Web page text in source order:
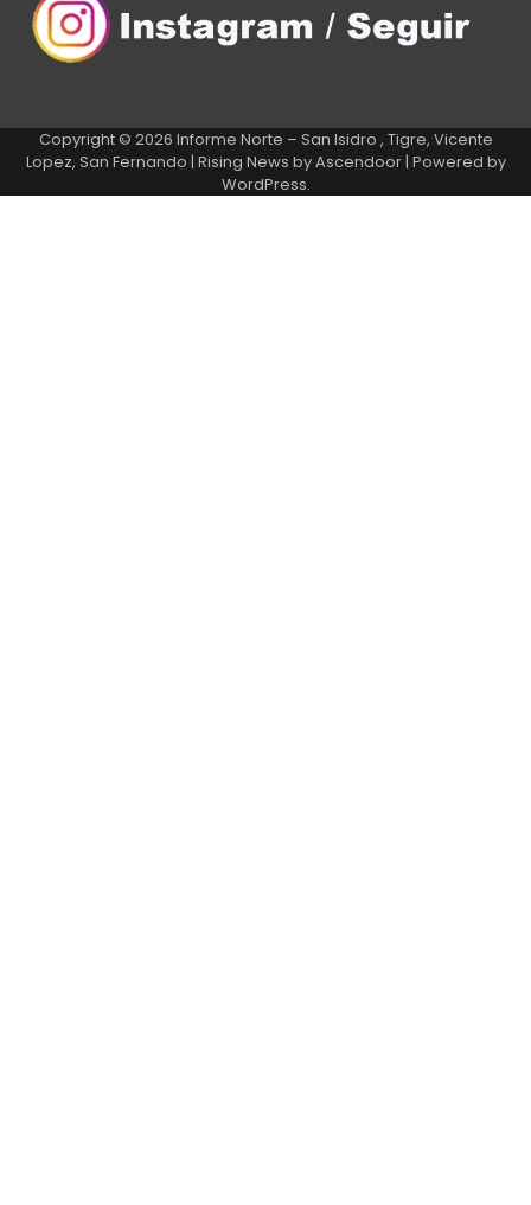
Copyright © 2026 Informe Norte – San Isidro , Tigre, Vicente
Lopez, San Fernando | Rising News byAscendoor| Powered by
WordPress.